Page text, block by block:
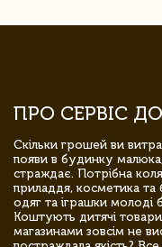
ПРО СЕРВІС
Скільки грошей ви
появи в будинку
страждає. Потрібна
приладдя, косметика та
одяг та іграшки молоді
Коштують дитячі
магазинами зовсім не